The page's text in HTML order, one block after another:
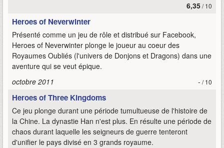
6,35/ 10
Heroes of Neverwinter
Présenté comme un jeu de rôle et distribué sur Facebook,
Heroes of Neverwinter plonge le joueur au coeur des
Royaumes Oubliés (l'univers de Donjons et Dragons) dans une
aventure qui se veut épique.
octobre 2011
- / 10
Heroes of Three Kingdoms
Ce jeu plonge durant une période tumultueuse de l'histoire de
la Chine. La dynastie Han n'est plus. En résulte une période de
chaos durant laquelle les seigneurs de guerre tenteront
d'unifier le pays divisé en 3 grands royaume.